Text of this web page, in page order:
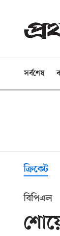
সর্বশেষ
ক্রিকেট
বিপিএল